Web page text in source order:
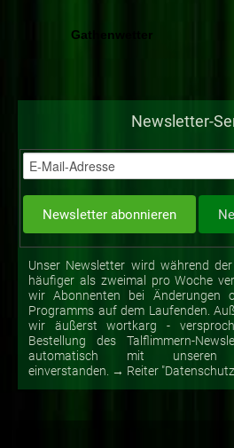
Newsletter-
Unser Newsletter wird während
häufiger als zweimal pro Woche
wir Abonnenten bei Änderungen
Programms auf dem Laufenden.
wir äußerst wortkarg -
Bestellung des Talflimmern-
automatisch mit unseren
einverstanden. → Reiter